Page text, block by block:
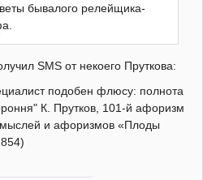
бывалого релейщика-
SMS от некоего Пруткова:
подобен флюсу: полнота
К. Прутков, 101-й афоризм
мыслей и афоризмов «Плоды